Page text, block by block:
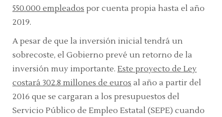
550.000 empleados por cuenta propia hasta el año
2019.
A pesar de que la inversión inicial tendrá un
sobrecoste, el Gobierno prevé un retorno de la
inversión muy importante. Este proyecto de Ley
costará 302.8 millones de euros al año a partir del
2016 que se cargaran a los presupuestos del
Servicio Público de Empleo Estatal (SEPE) cuando